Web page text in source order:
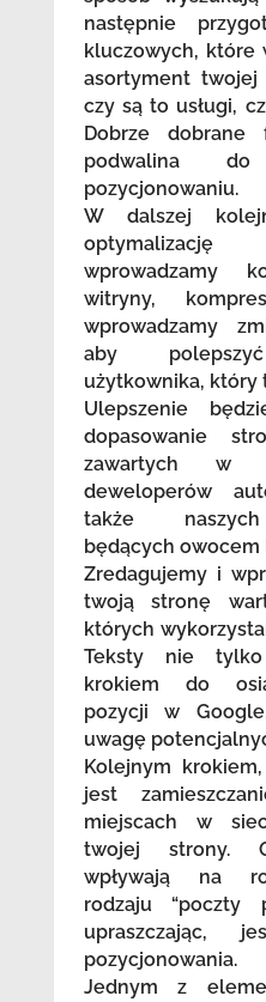
następnie
kluczowych, które
asortyment
czy są to usługi,
Dobrze
podwalina
pozycjonowaniu.
W dalszej
wprowadzamy
witryny,
wprowadzamy
aby
użytkownika, który
Ulepszenie
dopasowanie
zawartych w
deweloperów
także
będących owocem
Zredagujemy i
twoją stronę
których
Teksty nie
krokiem do
pozycji w
uwagę
Kolejnym
jest
miejscach w
twojej strony.
wpływają na
rodzaju “poczty
upraszczając,
pozycjonowania.
Jednym z